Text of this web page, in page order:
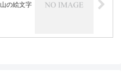
の絵文字